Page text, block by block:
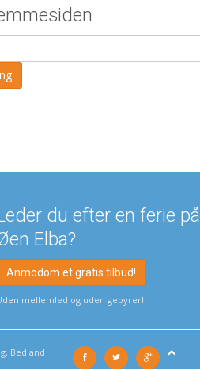
du efter en ferie på
Elba?
Anmodom et gratis tilbud!
mellemled og uden gebyrer!
Bed and